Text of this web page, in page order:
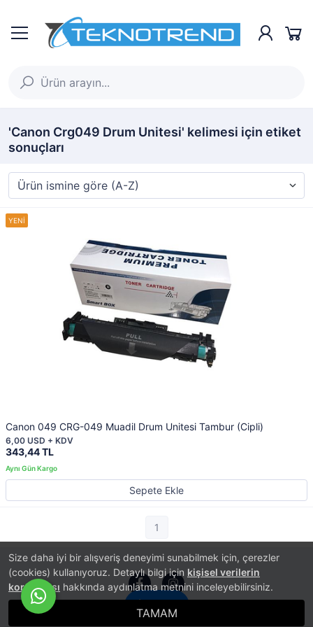
Size daha iyi bir alışveriş deneyimi sunabilmek için, çerezler
(cookies) kullanıyoruz. Detaylı bilgi için kişisel verilerin
korunması hakkında aydınlatma metnini inceleyebilirsiniz.
TAMAM
'Canon Crg049 Drum Unitesi' kelimesi için etiket
sonuçları
Canon 049 CRG-049 Muadil Drum Unitesi Tambur (Cipli)
343,44 TL
6,00 USD + KDV
Sepete Ekle
1
İletişim
E-Ticaret Sistemi